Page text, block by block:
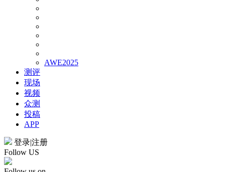
AWE2025
测评
现场
视频
众测
投稿
APP
登录|注册
Follow US